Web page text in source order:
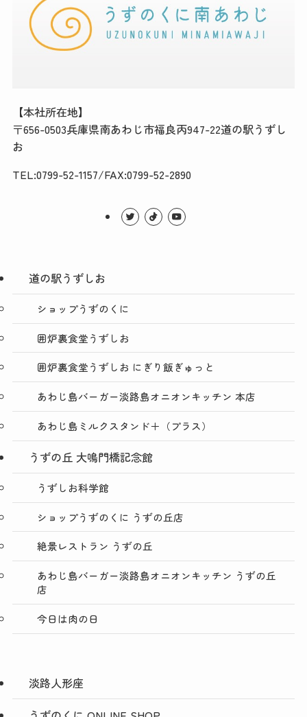
【本社所在地】
〒656-0503兵庫県南あわじ市福良丙947-22道の駅うずし
お
TEL:0799-52-1157/FAX:0799-52-2890
道の駅うずしお
ショップうずのくに
囲炉裏食堂うずしお
囲炉裏食堂うずしお にぎり飯ぎゅっと
あわじ島バーガー淡路島オニオンキッチン 本店
あわじ島ミルクスタンド＋（プラス）
うずの丘 大鳴門橋記念館
うずしお科学館
ショップうずのくに うずの丘店
絶景レストラン うずの丘
あわじ島バーガー淡路島オニオンキッチン うずの丘
店
今日は肉の日
淡路人形座